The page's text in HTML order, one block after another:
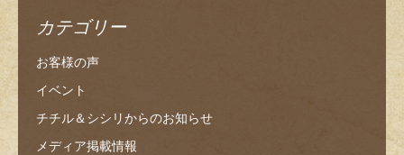
カテゴリー
お客様の声
イベント
チチル＆シシリからのお知らせ
メディア掲載情報